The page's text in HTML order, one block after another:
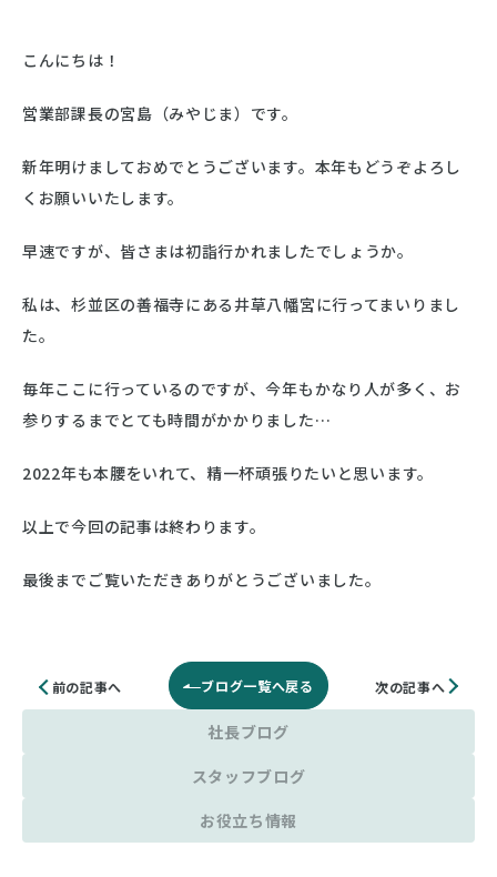
社長ブログ
スタッフブログ
お役立ち情報
こんにちは！
営業部課長の宮島（みやじま）です。
新年明けましておめでとうございます。本年もどうぞよろし
くお願いいたします。
早速ですが、皆さまは初詣行かれましたでしょうか。
私は、杉並区の善福寺にある井草八幡宮に行ってまいりまし
た。
毎年ここに行っているのですが、今年もかなり人が多く、お
参りするまでとても時間がかかりました…
2022年も本腰をいれて、精一杯頑張りたいと思います。
以上で今回の記事は終わります。
最後までご覧いただきありがとうございました。
前の記事へ ブログ一覧へ戻る 次の記事へ